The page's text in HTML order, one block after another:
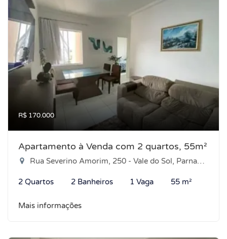
R$ 170.000
Apartamento à Venda com 2 quartos, 55m²
Rua Severino Amorim, 250 - Vale do Sol, Parnamirim-RN
2 Quartos 2 Banheiros 1 Vaga 55 m²
Mais informações